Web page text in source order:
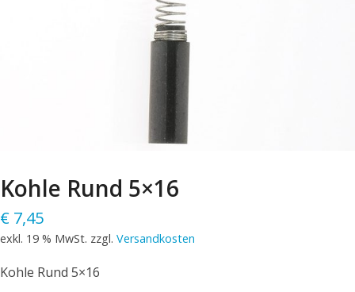
Kohle Rund 5×16
€ 7,45
exkl. 19 % MwSt. zzgl. Versandkosten
Kohle Rund 5×16